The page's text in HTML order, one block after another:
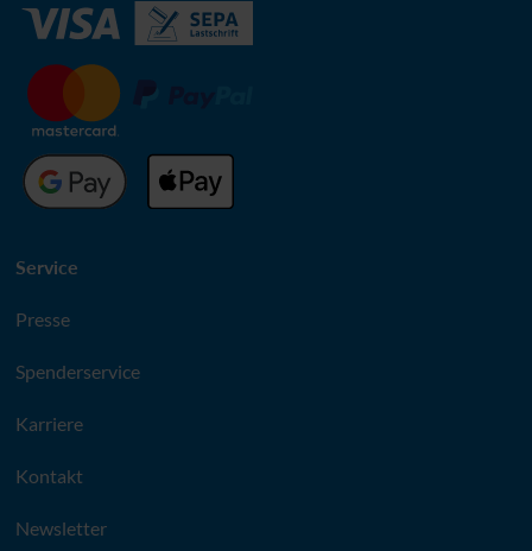
Service
Presse
Spenderservice
Karriere
Kontakt
Newsletter